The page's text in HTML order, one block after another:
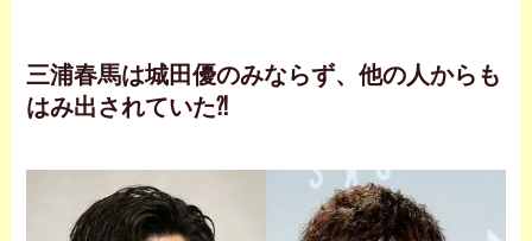
三浦春馬は城田優のみならず、他の人からも
はみ出されていた⁈